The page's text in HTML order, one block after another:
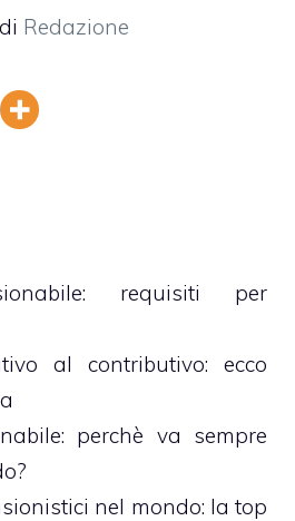
di Redazione
requisiti per
al contributivo: ecco
perchè va sempre
nel mondo: la top